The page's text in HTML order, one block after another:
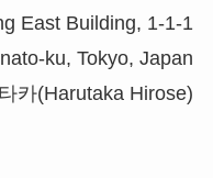
East Building, 1-1-1
ku, Tokyo, Japan
카(Harutaka Hirose)